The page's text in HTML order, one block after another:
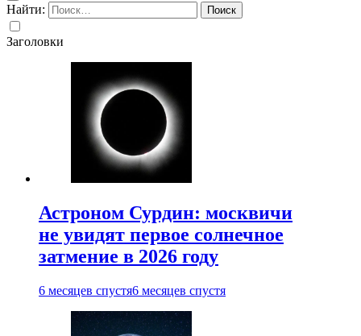
Найти:
Заголовки
Астроном Сурдин: москвичи
не увидят первое солнечное
затмение в 2026 году
6 месяцев спустя6 месяцев спустя